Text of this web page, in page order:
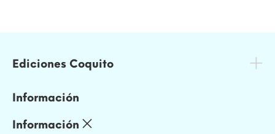
Ediciones Coquito
Información
Información